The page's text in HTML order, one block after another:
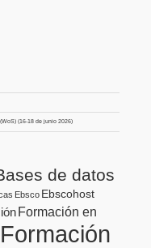
(16-18 de junio 2026)
de datos
Ebsco Ebscohost
Formación en
Formación